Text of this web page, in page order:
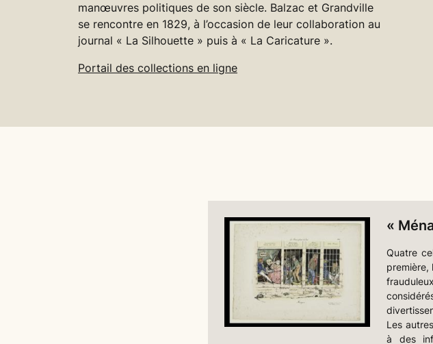
manœuvres politiques de son siècle. Balzac et Grandville
se rencontre en 1829, à l’occasion de leur collaboration au
journal « La Silhouette » puis à « La Caricature ».
Portail des collections en ligne
«
Quatre
première,
Les
à des